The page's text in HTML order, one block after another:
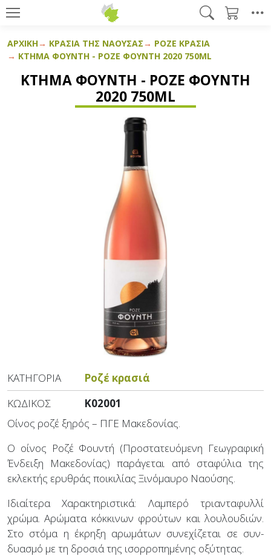
ΑΡΧΙΚΉ ΚΡΑΣΙΆ ΤΗΣ ΝΆΟΥΣΑΣ
ΡΟΖΈ ΚΡΑΣΙΆ
ΚΤΉΜΑ ΦΟΥΝΤΉ - ΡΟΖΈ ΦΟΥΝΤΉ 2020 750ML
ΚΤΉΜΑ ΦΟΥΝΤΉ - ΡΟΖΈ ΦΟΥΝΤΉ
2020 750ML
ΚΑΤΗΓΟΡΊΑ
Ροζέ κρασιά
ΚΩΔΙΚΌΣ
K02001
Oίνος ροζέ ξηρός – ΠΓΕ Μακεδονίας.
Ο οίνος Ροζέ Φουντή (Προστατευόμενη Γεωγραφική
Ένδειξη Μακεδονίας) παράγεται από σταφύλια της
εκλεκτής ερυθράς ποικιλίας Ξινόμαυρο Ναούσης.
Ιδιαίτερα Χαρακτηριστικά: Λαμπερό τριανταφυλλί
χρώμα. Αρώματα κόκκινων φρούτων και λουλουδιών.
Στο στόμα η έκρηξη αρωμάτων συνεχίζεται σε συν-
δυασμό με τη δροσιά της ισορροπημένης οξύτητας.